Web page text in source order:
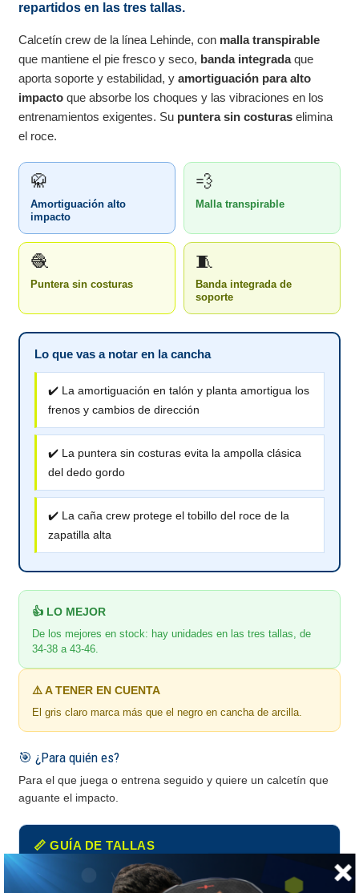
repartidos en las tres tallas.
Calcetín crew de la línea Lehinde, con malla transpirable
que mantiene el pie fresco y seco, banda integradaque
aporta soporte y estabilidad, yamortiguación para alto
impacto que absorbe los choques y las vibraciones en los
entrenamientos exigentes. Su puntera sin costuras elimina
el roce.
🥋
Amortiguación alto
impacto
💨
Malla transpirable
🧶
Puntera sin costuras
🧵
Banda integrada de
soporte
Lo que vas a notar en la cancha
✔️ La amortiguación en talón y planta amortigua los
frenos y cambios de dirección
✔️ La puntera sin costuras evita la ampolla clásica
del dedo gordo
✔️ La caña crew protege el tobillo del roce de la
zapatilla alta
👍 LO MEJOR
De los mejores en stock: hay unidades en las tres tallas, de
34-38 a 43-46.
⚠️ A TENER EN CUENTA
El gris claro marca más que el negro en cancha de arcilla.
🎯 ¿Para quién es?
Para el que juega o entrena seguido y quiere un calcetín que
aguante el impacto.
📏 GUÍA DE TALLAS
Por número de calzado europeo